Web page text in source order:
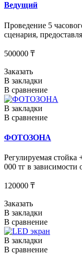
Ведущий
Проведение 5
сценария,
500000 ₸
Заказать
В закладки
В сравнение
В закладки
В сравнение
ФОТОЗОНА
Регулируемая
000 тг в зависимости
120000 ₸
Заказать
В закладки
В сравнение
В закладки
В сравнение